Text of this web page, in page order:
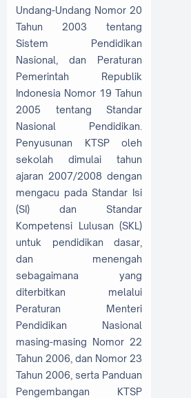
Undang-Undang Nomor 20
Tahun 2003 tentang
Sistem Pendidikan
Nasional, dan Peraturan
Pemerintah Republik
Indonesia Nomor 19 Tahun
2005 tentang Standar
Nasional Pendidikan.
Penyusunan KTSP oleh
sekolah dimulai tahun
ajaran 2007/2008 dengan
mengacu pada Standar Isi
(SI) dan Standar
Kompetensi Lulusan (SKL)
untuk pendidikan dasar,
dan menengah
sebagaimana yang
diterbitkan melalui
Peraturan Menteri
Pendidikan Nasional
masing-masing Nomor 22
Tahun 2006, dan Nomor 23
Tahun 2006, serta Panduan
Pengembangan KTSP